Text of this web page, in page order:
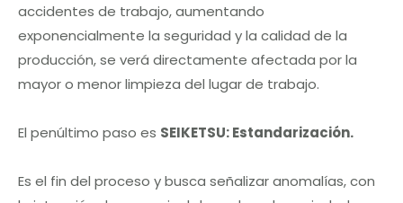
accidentes de trabajo, aumentando
exponencialmente la seguridad y la calidad de la
producción, se verá directamente afectada por la
mayor o menor limpieza del lugar de trabajo.
El penúltimo paso es SEIKETSU: Estandarización.
Es el fin del proceso y busca señalizar anomalías, con